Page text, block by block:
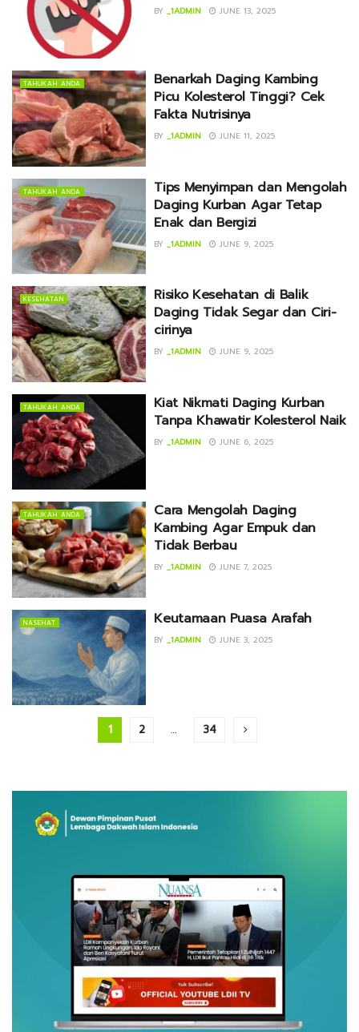
BY _1ADMIN JUNE 13, 2025
TAHUKAH ANDA
Benarkah Daging Kambing
Picu Kolesterol Tinggi? Cek
Fakta Nutrisinya
BY _1ADMIN JUNE 11, 2025
TAHUKAH ANDA
Tips Menyimpan dan Mengolah
Daging Kurban Agar Tetap
Enak dan Bergizi
BY _1ADMIN JUNE 9, 2025
KESEHATAN
Risiko Kesehatan di Balik
Daging Tidak Segar dan Ciri-
cirinya
BY _1ADMIN JUNE 9, 2025
TAHUKAH ANDA
Kiat Nikmati Daging Kurban
Tanpa Khawatir Kolesterol Naik
BY _1ADMIN JUNE 6, 2025
TAHUKAH ANDA
Cara Mengolah Daging
Kambing Agar Empuk dan
Tidak Berbau
BY _1ADMIN JUNE 7, 2025
NASEHAT Keutamaan Puasa Arafah
BY _1ADMIN JUNE 3, 2025
1 2 … 34